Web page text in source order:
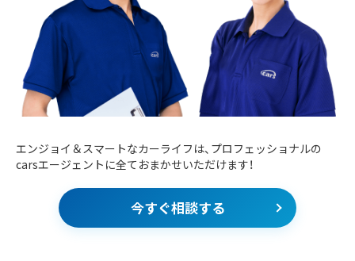
エンジョイ＆スマートなカーライフは、プロフェッショナルの
carsエージェントに全ておまかせいただけます！
今すぐ相談する